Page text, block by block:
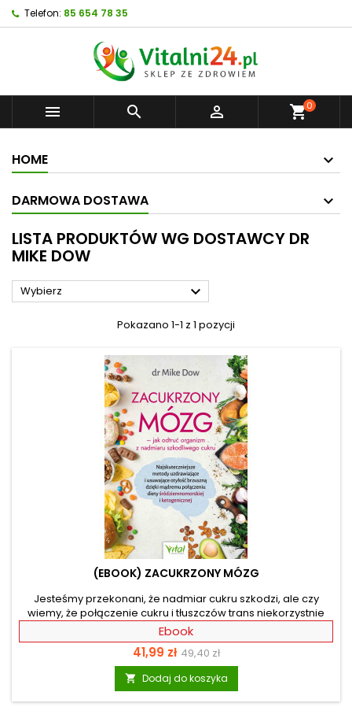
Telefon: 85 654 78 35
   shopping_cart0
HOME
DARMOWA DOSTAWA
LISTA PRODUKTÓW WG DOSTAWCY DR
MIKE DOW
Wybierz 
Pokazano 1-1 z 1 pozycji
(EBOOK) ZACUKRZONY MÓZG
Jesteśmy przekonani, że nadmiar cukru szkodzi, ale czy
wiemy, że połączenie cukru i tłuszczów trans niekorzystnie
wpływa na układ nerwowy i sprawia, że mózg po prostu się
kurczy? W książce znajdziesz innowacyjny, a zarazem
skuteczny plan odżywiania, który pomoże Ci w zmianie
nawyków żywieniowych i zerwaniu z kompulsywnym
objadaniem się. Dodatkowo poprawi pamięć i wzmocni
mózg, a także wyeliminuje otyłość brzuszną. Autor prezentuje
Ebook
Cena
41,99 zł Cena
podstawowa
49,40 zł
 Dodaj do koszyka